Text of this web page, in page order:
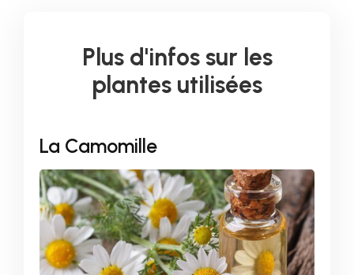
Plus d'infos sur les
plantes utilisées
La Camomille